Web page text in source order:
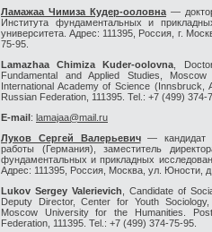
Ламажаа Чимиза Кудер-ооловна —
Института фундаментальных и
университета. Адрес: 111395, Россия, г.
75-95.
Lamazhaa Chimiza Kuder-oolovna ,
Fundamental and Applied Studies,
International Academy of Science
Russian Federation, 111395. Tel.: +7 (499) 374-
E-mail : lamajaa@mail.ru
Луков Сергей Валерьевич— кандидат
работы (Германия), заместитель
фундаментальных и прикладных
Адрес: 111395, Россия, Москва, ул. Юности,
Lukov Sergey Valerievich , Candidate of
Deputy Director, Center for Youth
Moscow University for the Humanities.
Federation, 111395. Tel.: +7 (499) 374-75-95.